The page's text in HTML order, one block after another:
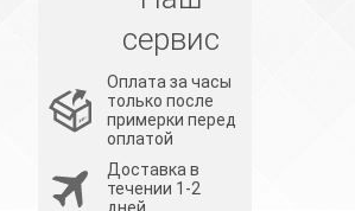
сервис
Оплата за часы
только после
примерки перед
оплатой
Доставка в
течении 1-2